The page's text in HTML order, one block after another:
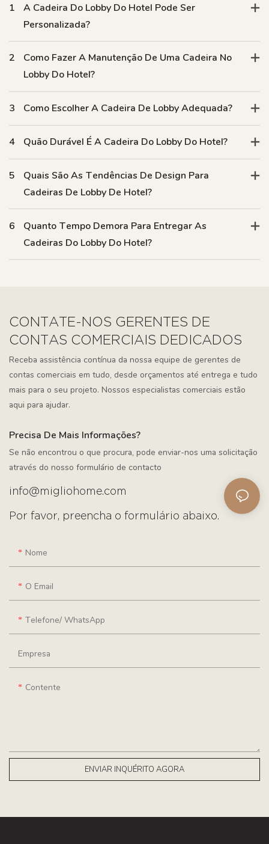
1
A Cadeira Do Lobby Do Hotel Pode Ser
Personalizada?
2
Como Fazer A Manutenção De Uma Cadeira No
Lobby Do Hotel?
3 Como Escolher A Cadeira De Lobby Adequada?
4 Quão Durável É A Cadeira Do Lobby Do Hotel?
5
Quais São As Tendências De Design Para
Cadeiras De Lobby De Hotel?
6
Quanto Tempo Demora Para Entregar As
Cadeiras Do Lobby Do Hotel?
CONTATE-NOS GERENTES DE
CONTAS COMERCIAIS DEDICADOS
Receba assistência contínua da nossa equipe de gerentes de
contas comerciais em tudo, desde orçamentos até entrega e tudo
mais para o seu projeto. Nossos especialistas comerciais estão
aqui para ajudar.
Precisa De Mais Informações?
Se não encontrou o que procura, pode enviar-nos uma solicitação
através do nosso formulário de contacto
info@migliohome.com
Por favor, preencha o formulário abaixo.
Nome
O Email
Telefone/ WhatsApp
Empresa
Contente
ENVIAR INQUÉRITO AGORA